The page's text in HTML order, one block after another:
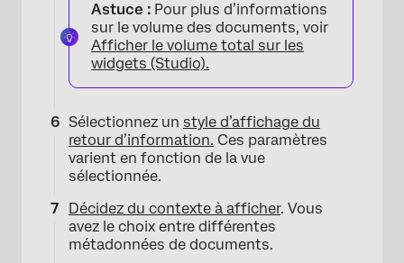
×
Astuce : Pour plus d’informations
sur le volume des documents, voir
Afficher le volume total sur les
widgets (Studio).
Sélectionnez un style d’affichage du
retour d’information. Ces paramètres
varient en fonction de la vue
sélectionnée.
Décidez du contexte à afficher. Vous
avez le choix entre différentes
métadonnées de documents.